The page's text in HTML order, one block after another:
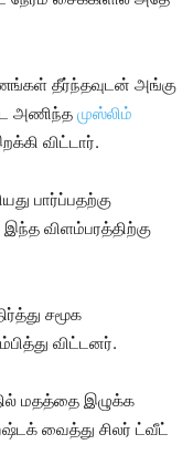
தீர்ந்தவுடன் அங்கு
அணிந்த முஸ்லிம்
விட்டார்.
பார்ப்பதற்கு
விளம்பரத்திற்கு
சமூக
விட்டனர்.
மதத்தை இழுக்க
வைத்து சிலர் ட்வீட்